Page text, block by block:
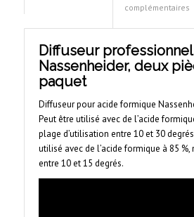
complémentaires
Diffuseur professionnel
Nassenheider, deux
paquet
Diffuseur pour acide formique
Peut être utilisé avec de l’acide
plage d’utilisation entre 10 et 30
utilisé avec de l’acide formique à 85
entre 10 et 15 degrés.